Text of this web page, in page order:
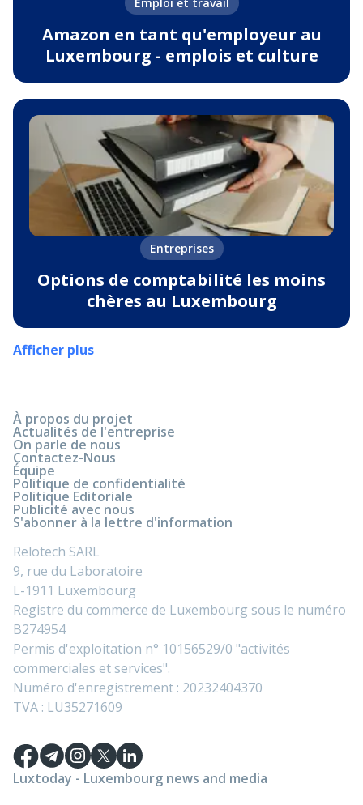
Amazon en tant qu'employeur au
Luxembourg - emplois et culture
Entreprises
Options de comptabilité les moins
chères au Luxembourg
Afficher plus
À propos du projet
Actualités de l'entreprise
On parle de nous
Contactez-Nous
Équipe
Politique de confidentialité
Politique Editoriale
Publicité avec nous
S'abonner à la lettre d'information
Relotech SARL
9, rue du Laboratoire
L-1911 Luxembourg
Registre du commerce de Luxembourg sous le numéro
B274954
Permis d'exploitation n° 10156529/0 "activités
commerciales et services".
Numéro d'enregistrement : 20232404370
TVA : LU35271609
Luxtoday - Luxembourg news and media